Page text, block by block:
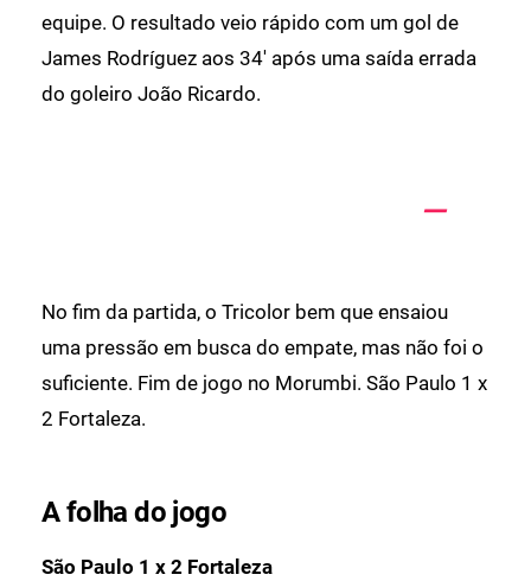
equipe. O resultado veio rápido com um gol de
James Rodríguez aos 34' após uma saída errada
do goleiro João Ricardo.
No fim da partida, o Tricolor bem que ensaiou
uma pressão em busca do empate, mas não foi o
suficiente. Fim de jogo no Morumbi. São Paulo 1 x
2 Fortaleza.
A folha do jogo
São Paulo 1 x 2 Fortaleza